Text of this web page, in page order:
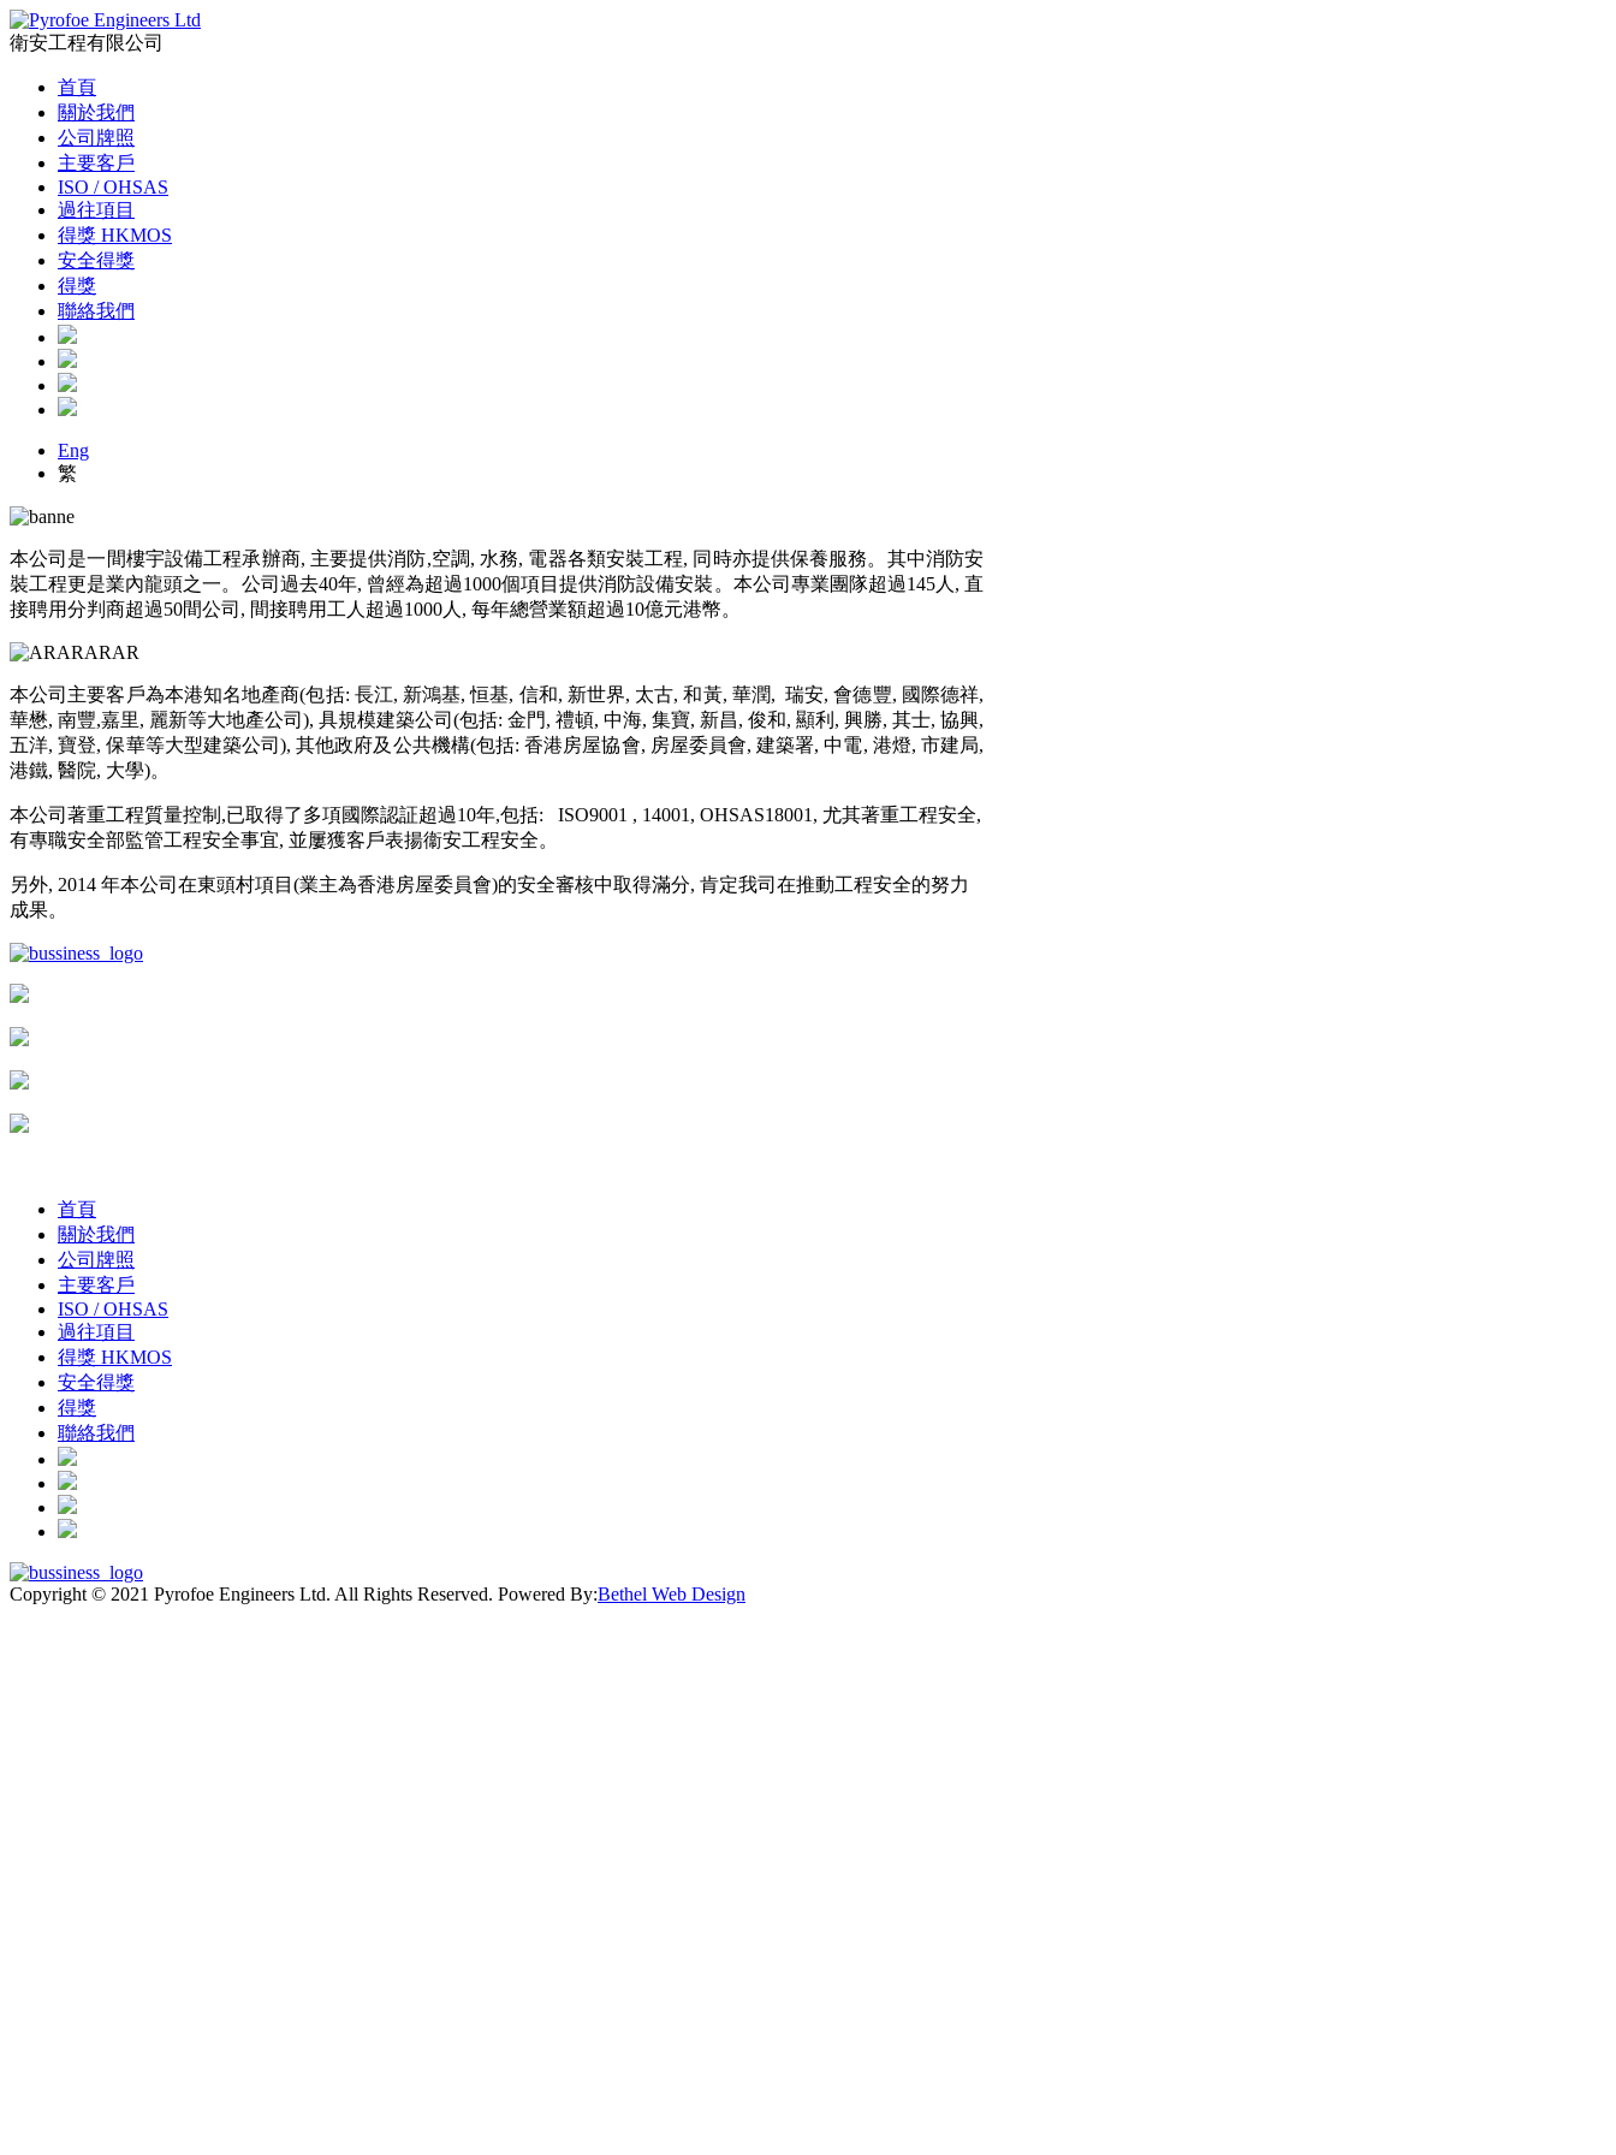
衛安工程有限公司
首頁
關於我們
公司牌照
主要客戶
ISO / OHSAS
過往項目
得獎 HKMOS
安全得獎
得獎
聯絡我們
Eng
繁
本公司是一間樓宇設備工程承辦商, 主要提供消防,空調, 水務, 電器各類安裝工程, 同時亦提供保養服務。其中消防安
裝工程更是業內龍頭之一。公司過去40年, 曾經為超過1000個項目提供消防設備安裝。本公司專業團隊超過145人, 直
接聘用分判商超過50間公司, 間接聘用工人超過1000人, 每年總營業額超過10億元港幣。
本公司主要客戶為本港知名地產商(包括: 長江, 新鴻基, 恒基, 信和, 新世界, 太古, 和黃, 華潤, 瑞安, 會德豐, 國際德祥,
華懋, 南豐,嘉里, 麗新等大地產公司), 具規模建築公司(包括: 金門, 禮頓, 中海, 集寶, 新昌, 俊和, 顯利, 興勝, 其士, 協興,
五洋, 寶登, 保華等大型建築公司), 其他政府及公共機構(包括: 香港房屋協會, 房屋委員會, 建築署, 中電, 港燈, 市建局,
港鐵, 醫院, 大學)。
本公司著重工程質量控制,已取得了多項國際認証超過10年,包括: ISO9001 , 14001, OHSAS18001, 尤其著重工程安全,
有專職安全部監管工程安全事宜, 並屢獲客戶表揚衞安工程安全。
另外, 2014 年本公司在東頭村項目(業主為香港房屋委員會)的安全審核中取得滿分, 肯定我司在推動工程安全的努力
成果。
首頁
關於我們
公司牌照
主要客戶
ISO / OHSAS
過往項目
得獎 HKMOS
安全得獎
得獎
聯絡我們
Copyright © 2021 Pyrofoe Engineers Ltd. All Rights Reserved. Powered By:Bethel Web Design